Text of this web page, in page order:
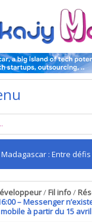
: Entre défis et
/ Fil info/
– Messenger
à partir du 15